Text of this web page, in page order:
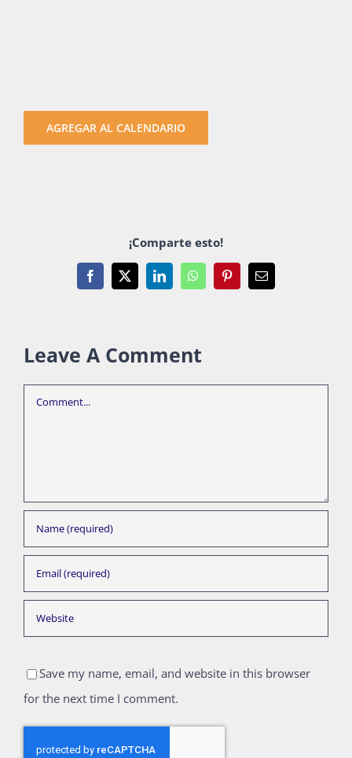
AGREGAR AL CALENDARIO
¡Comparte esto!
Facebook
X LinkedInWhatsAppPinterestEmail
Leave A Comment
Comment
Save my name, email, and website in this browser
for the next time I comment.